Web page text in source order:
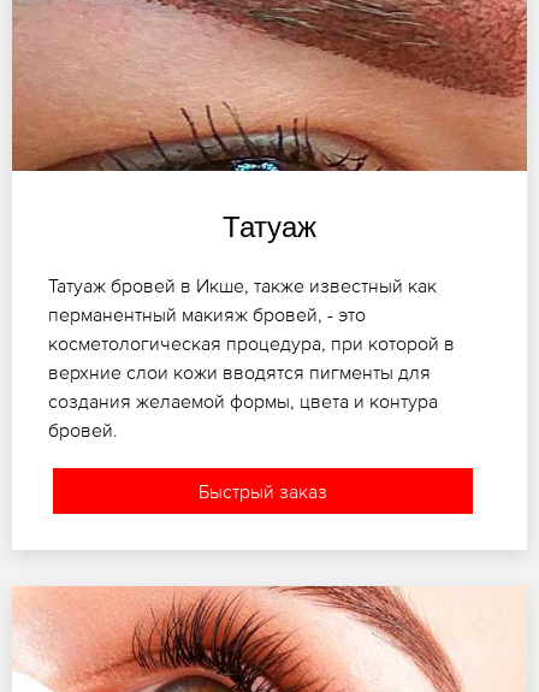
Татуаж
Татуаж бровей в Икше, также известный как
перманентный макияж бровей, - это
косметологическая процедура, при которой в
верхние слои кожи вводятся пигменты для
создания желаемой формы, цвета и контура
бровей.
Быстрый заказ